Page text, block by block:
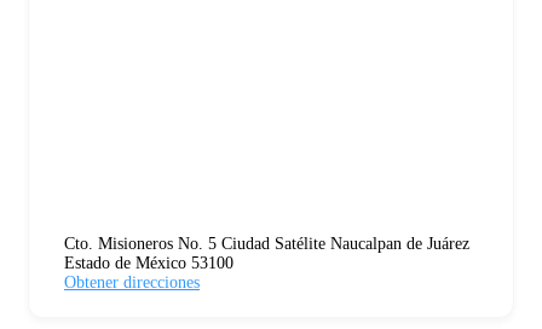
Cto. Misioneros No. 5 Ciudad Satélite Naucalpan de Juárez
Estado de México 53100
Obtener direcciones